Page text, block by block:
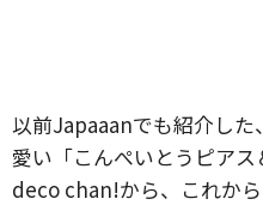
以前Japaaanでも紹介し
愛い「こんぺいとうピア
deco chan!から、これか